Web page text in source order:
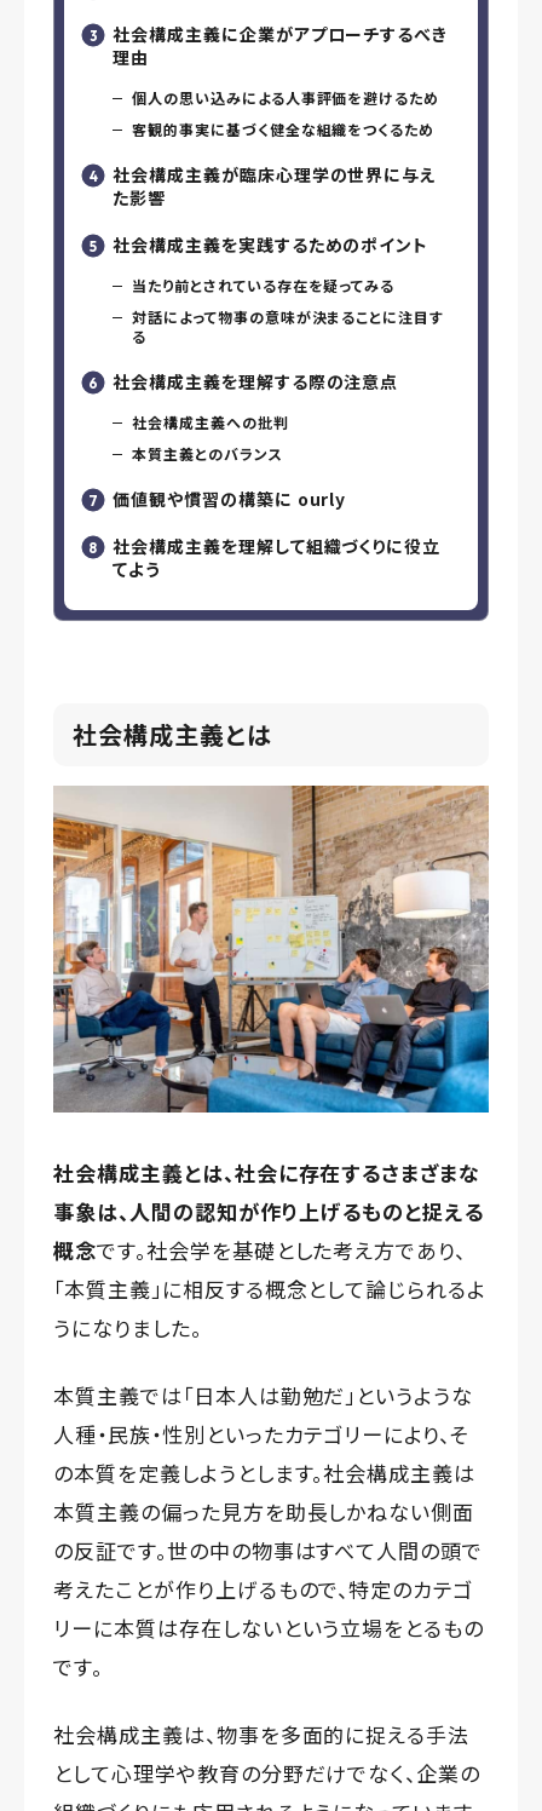
社会構成主義に企業がアプローチするべき
理由
個人の思い込みによる人事評価を避けるため
客観的事実に基づく健全な組織をつくるため
社会構成主義が臨床心理学の世界に与え
た影響
社会構成主義を実践するためのポイント
当たり前とされている存在を疑ってみる
対話によって物事の意味が決まることに注目す
る
社会構成主義を理解する際の注意点
社会構成主義への批判
本質主義とのバランス
価値観や慣習の構築に ourly
社会構成主義を理解して組織づくりに役立
てよう
社会構成主義とは
社会構成主義とは、社会に存在するさまざまな
事象は、人間の認知が作り上げるものと捉える
概念です。社会学を基礎とした考え方であり、
「本質主義」に相反する概念として論じられるよ
うになりました。
本質主義では「日本人は勤勉だ」というような
人種・民族・性別といったカテゴリーにより、そ
の本質を定義しようとします。社会構成主義は
本質主義の偏った見方を助長しかねない側面
の反証です。世の中の物事はすべて人間の頭で
考えたことが作り上げるもので、特定のカテゴ
リーに本質は存在しないという立場をとるもの
です。
社会構成主義は、物事を多面的に捉える手法
として心理学や教育の分野だけでなく、企業の